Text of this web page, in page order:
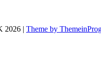
2026 | Theme by